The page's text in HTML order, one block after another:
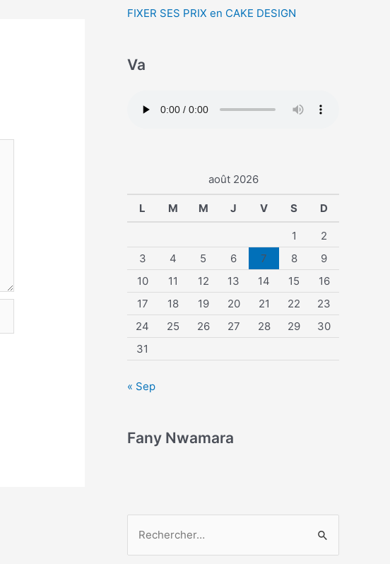
FIXER SES PRIX en CAKE DESIGN
Va
août 2026
L M M J V S D
1
2
3
4 5 6 7 8
9
10
11 12 13 14 15
16
17
18 19 20 21 22
23
24
25 26 27 28 29
30
31
« Sep
Fany Nwamara